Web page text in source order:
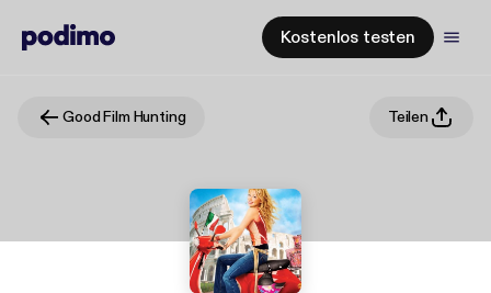
Kostenlos testen
Good Film Hunting Teilen